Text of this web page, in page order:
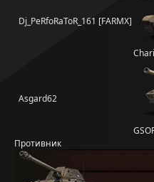
Dj_PeRfoRaToR_161 [FARMX]
Asgard62
Противник